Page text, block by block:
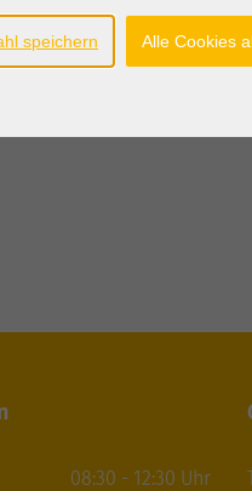
08:30 - 12:30 Uhr
speichern Alle Cookies